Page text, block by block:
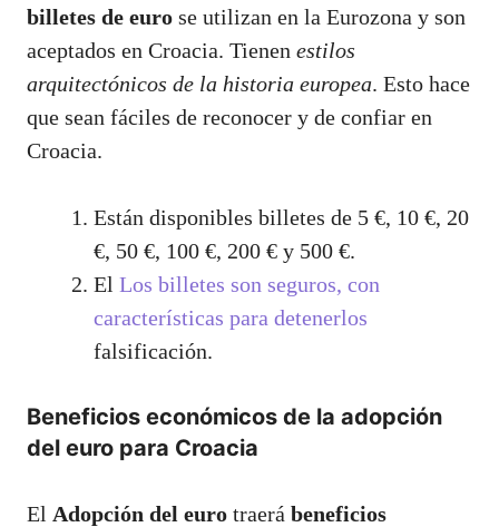
billetes de euro se utilizan en la Eurozona y son
aceptados en Croacia. Tienen estilos
arquitectónicos de la historia europea. Esto hace
que sean fáciles de reconocer y de confiar en
Croacia.
Están disponibles billetes de 5 €, 10 €, 20
€, 50 €, 100 €, 200 € y 500 €.
El Los billetes son seguros, con
características para detenerlos
falsificación.
Beneficios económicos de la adopción
del euro para Croacia
El Adopción del euro traerá beneficios